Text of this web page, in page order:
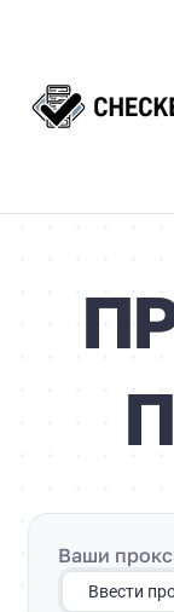
Ваши
Ввести